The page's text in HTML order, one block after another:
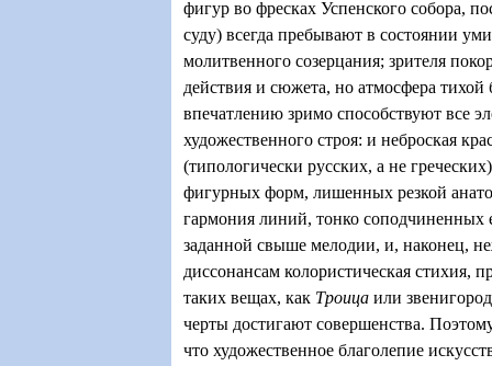
фигур во фресках Успенского собора,
суду) всегда пребывают в состоянии
молитвенного созерцания; зрителя
действия и сюжета, но атмосфера тихой
впечатлению зримо способствуют все
художественного строя: и неброская
(типологически русских, а не
фигурных форм, лишенных резкой
гармония линий, тонко соподчиненных
заданной свыше мелодии, и, наконец,
диссонансам колористическая стихия,
таких вещах, как Троица или
черты достигают совершенства.
что художественное благолепие